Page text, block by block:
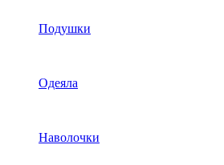
Подушки
Одеяла
Наволочки